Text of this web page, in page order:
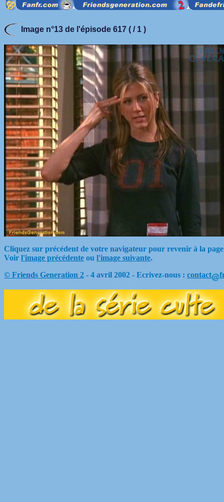
Image n°13 de l'épisode 617 ( / 1 )
Cliquez sur précédent de votre navigateur pour revenir à la
Voir l'image précédente ou l'image suivante.
© Friends Generation 2 - 4 avril 2002 - Ecrivez-nous : contact